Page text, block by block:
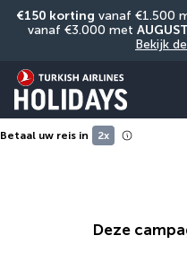
€150 korting vanaf €1.500
vanaf €3.000 met
Bekijk
Betaal uw reis in 2x
Deze